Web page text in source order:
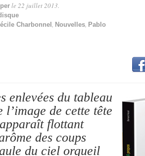
le 22 juillet 2013.
Charbonnel , Nouvelles, Pablo
enlevées du tableau
l’image de cette tête
flottant
des coups
du ciel orgueil